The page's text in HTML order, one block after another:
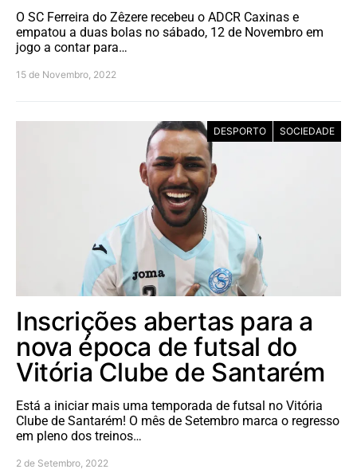
O SC Ferreira do Zêzere recebeu o ADCR Caxinas e
empatou a duas bolas no sábado, 12 de Novembro em
jogo a contar para…
15 de Novembro, 2022
DESPORTO SOCIEDADE
Inscrições abertas para a
nova época de futsal do
Vitória Clube de Santarém
Está a iniciar mais uma temporada de futsal no Vitória
Clube de Santarém! O mês de Setembro marca o regresso
em pleno dos treinos…
2 de Setembro, 2022